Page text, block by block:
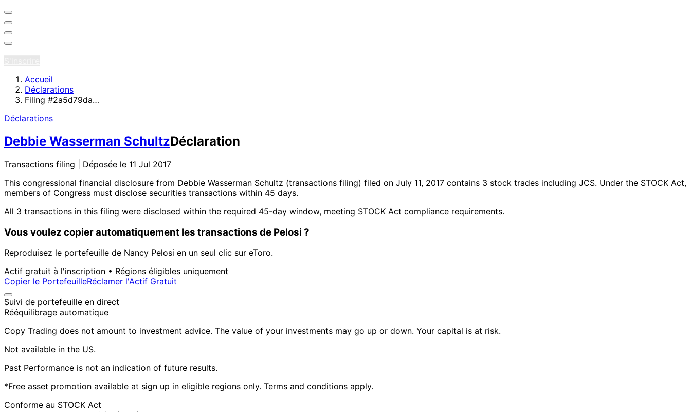
Accueil
Déclarations
Filing #2a5d79da…
Déclarations
Debbie Wasserman SchultzDéclaration
Transactions filing | Déposée le 11 Jul 2017
This congressional financial disclosure from Debbie Wasserman Schultz (transactions filing) filed on July 11, 2017 contains 3 stock trades including JCS. Under the STOCK Act,
members of Congress must disclose securities transactions within 45 days.
All 3 transactions in this filing were disclosed within the required 45-day window, meeting STOCK Act compliance requirements.
Vous voulez copier automatiquement les transactions de Pelosi ?
Reproduisez le portefeuille de Nancy Pelosi en un seul clic sur eToro.
Actif gratuit à l'inscription • Régions éligibles uniquement
Copier le PortefeuilleRéclamer l'Actif Gratuit
Suivi de portefeuille en direct
Rééquilibrage automatique
Copy Trading does not amount to investment advice. The value of your investments may go up or down. Your capital is at risk.
Not available in the US.
Past Performance is not an indication of future results.
*Free asset promotion available at sign up in eligible regions only. Terms and conditions apply.
Conforme au STOCK Act